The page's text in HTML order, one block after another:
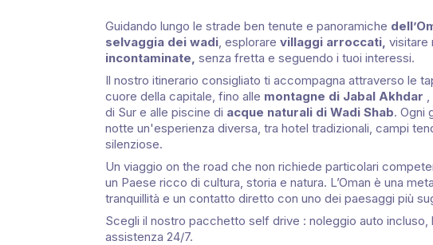
Guidando lungo le strade ben tenute e panoramiche
selvaggia dei wadi, esplorare villaggi arroccati, visitare
incontaminate, senza fretta e seguendo i tuoi interessi.
Il nostro itinerario consigliato ti accompagna attraverso le
cuore della capitale, fino alle montagne di Jabal Akhdar
di Sur e alle piscine di acque naturali di Wadi Shab. Ogni
notte un'esperienza diversa, tra hotel tradizionali, campi
silenziose.
Un viaggio on the road che non richiede particolari
un Paese ricco di cultura, storia e natura. L’Oman è una
tranquillità e un contatto diretto con uno dei paesaggi più
Scegli il nostro pacchetto self drive : noleggio auto
assistenza 24/7.